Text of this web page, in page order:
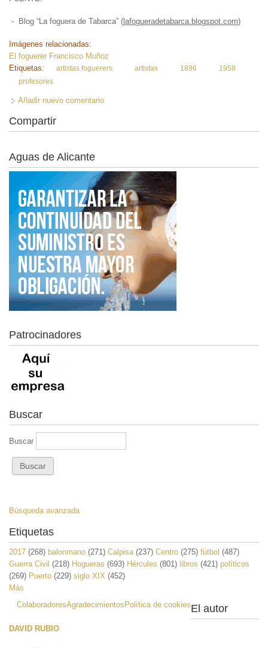
- Blog “La foguera de Tabarca” (lafogueradetabarca.blogspot.com)
Imágenes relacionadas:
El foguerer Francisco Muñoz
Etiquetas:
artistas foguerers artistas 1896
1958
profesores
Añadir nuevo comentario
Compartir
Aguas de Alicante
Patrocinadores
Buscar
Buscar
Búsqueda avanzada
Etiquetas
2017 (268) balonmano (271) Calpisa (237) Centro (275) fútbol (487)
Guerra Civil (218) Hogueras (693) Hércules (801) libros (421) políticos
(269) Puerto (229) siglo XIX (452)
Más
ColaboradoresAgradecimientos Política de cookiesEl autor
DAVID RUBIO